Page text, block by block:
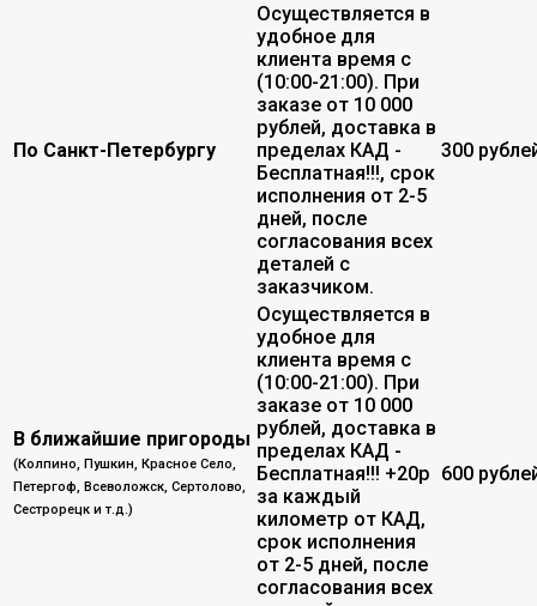
По Санкт-Петербургу
Осуществляется в
удобное для
клиента время с
(10:00-21:00). При
заказе от 10 000
рублей, доставка в
пределах КАД -
Бесплатная!!!, срок
исполнения от 2-5
дней, после
согласования всех
деталей с
заказчиком.
300
В ближайшие пригороды
(Колпино, Пушкин, Красное Село,
Петергоф, Всеволожск, Сертолово,
Сестрорецк и т.д.)
Осуществляется в
удобное для
клиента время с
(10:00-21:00). При
заказе от 10 000
рублей, доставка в
пределах КАД -
Бесплатная!!! +20р
за каждый
километр от КАД,
срок исполнения
от 2-5 дней, после
согласования всех
600